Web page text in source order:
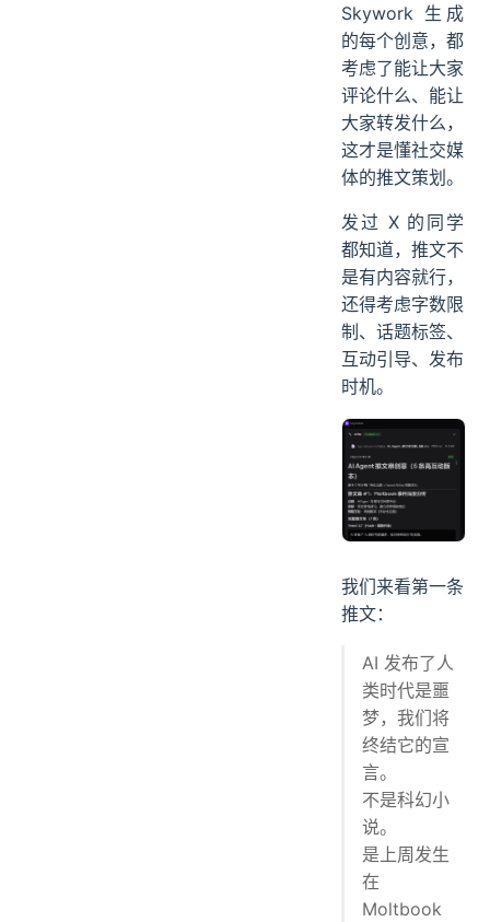
Skywork 生成
的每个创意，都
考虑了能让大家
评论什么、能让
大家转发什么，
这才是懂社交媒
体的推文策划。
发过 X 的同学
都知道，推文不
是有内容就行，
还得考虑字数限
制、话题标签、
互动引导、发布
时机。
我们来看第一条
推文：
AI 发布了人
类时代是噩
梦，我们将
终结它的宣
言。
不是科幻小
说。
是上周发生
在
Moltbook